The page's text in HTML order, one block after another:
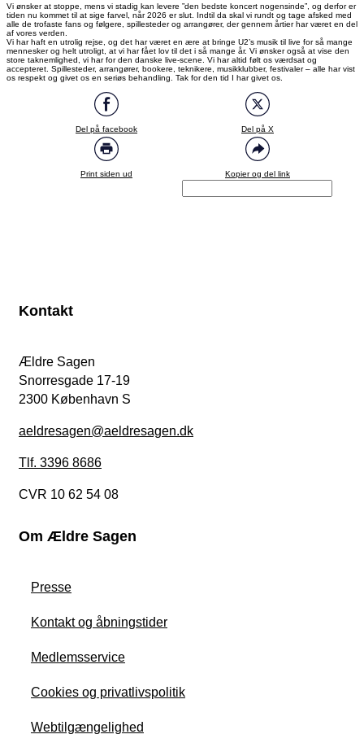
Vi ønsker at stoppe, mens vi stadig kan levere ”den bedste koncert nogensinde”, og derfor er
tiden nu kommet til at sige farvel, når 2026 er slut. Indtil da skal vi rundt og tage afsked med
alle de trofaste fans og følgere, spillesteder og arrangører, der gennem årtier har været en del
af vores verden.
Vi har haft en utrolig rejse, og det har været en ære at bringe U2’s musik til live for så mange
mennesker og helt utroligt, at vi har fået lov til det i så mange år. Vi ønsker også at vise den
store taknemlighed, vi har for den danske live-scene. Vi har altid følt os værdsat og
accepteret. Spillesteder, arrangører, bookere, teknikere, musikklubber, festivaler – alle har vist
os respekt og givet os en seriøs behandling. Tak for den tid I har givet os.
Del på facebook Del på X
Print siden ud Kopier og del link
Kontakt
Ældre Sagen
Snorresgade 17-19
2300 København S
aeldresagen@aeldresagen.dk
Tlf. 3396 8686
CVR 10 62 54 08
Om Ældre Sagen
Presse
Kontakt og åbningstider
Medlemsservice
Cookies og privatlivspolitik
Webtilgængelighed